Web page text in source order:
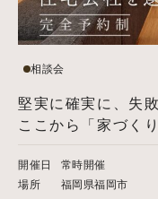
堅実に確実に、失
ここから「家づく
相談会
開催日
常時開催
場所
福岡県福岡市